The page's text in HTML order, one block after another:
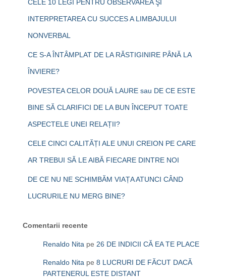
CELE 10 LEGI PENTRU OBSERVAREA ŞI
INTERPRETAREA CU SUCCES A LIMBAJULUI
NONVERBAL
CE S-A ÎNTÂMPLAT DE LA RĂSTIGINIRE PÂNĂ LA
ÎNVIERE?
POVESTEA CELOR DOUĂ LAURE sau DE CE ESTE
BINE SĂ CLARIFICI DE LA BUN ÎNCEPUT TOATE
ASPECTELE UNEI RELAȚII?
CELE CINCI CALITĂȚI ALE UNUI CREION PE CARE
AR TREBUI SĂ LE AIBĂ FIECARE DINTRE NOI
DE CE NU NE SCHIMBĂM VIAȚA ATUNCI CÂND
LUCRURILE NU MERG BINE?
Comentarii recente
Renaldo Nita pe 26 DE INDICII CĂ EA TE PLACE
Renaldo Nita pe 8 LUCRURI DE FĂCUT DACĂ
PARTENERUL ESTE DISTANT